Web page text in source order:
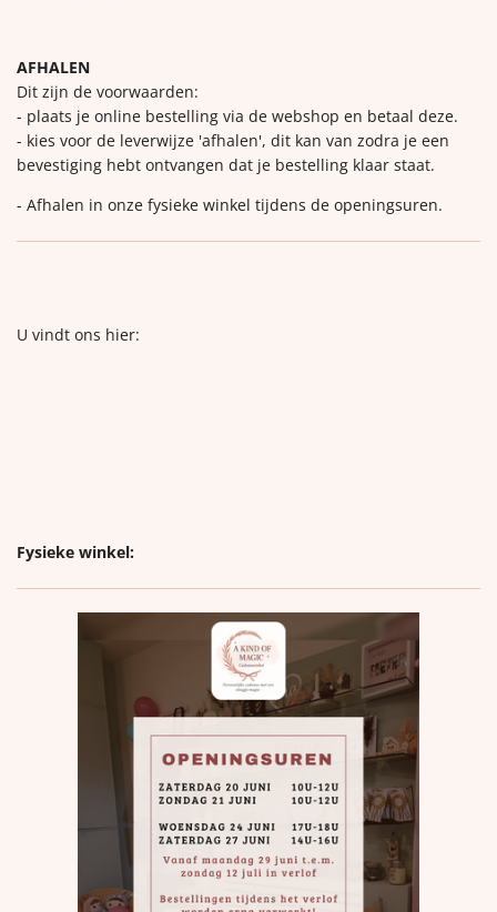
AFHALEN
Dit zijn de voorwaarden:
- plaats je online bestelling via de webshop en betaal deze.
- kies voor de leverwijze 'afhalen', dit kan van zodra je een
bevestiging hebt ontvangen dat je bestelling klaar staat.
- Afhalen in onze fysieke winkel tijdens de openingsuren.
U vindt ons hier:
Fysieke winkel: